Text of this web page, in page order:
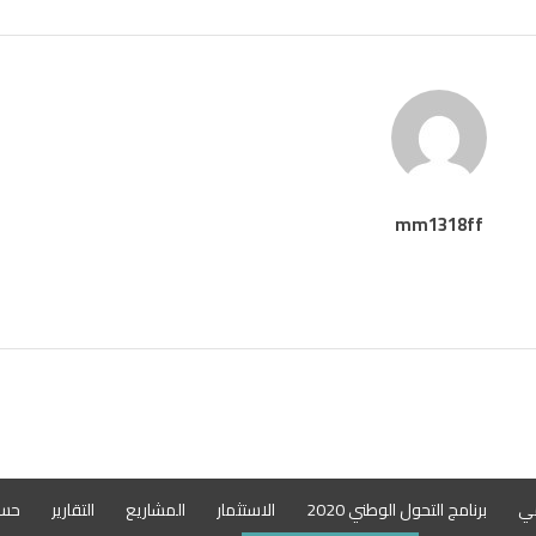
mm1318ff
برنامج التحول الوطني 2020 الاستثمار المشاريع التقارير